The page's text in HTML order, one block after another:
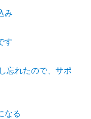
み
す
忘れたので、サポ
なる